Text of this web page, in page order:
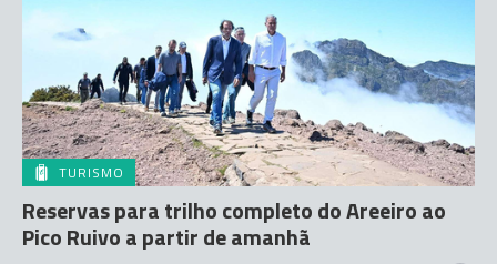
TURISMO
Reservas para trilho completo do Areeiro ao
Pico Ruivo a partir de amanhã